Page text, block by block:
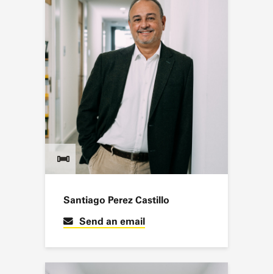
Santiago Perez Castillo
Send an email